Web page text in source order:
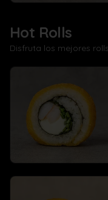
Hot Rolls
Disfruta los mejores